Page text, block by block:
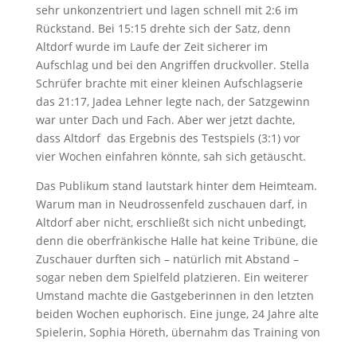
sehr unkonzentriert und lagen schnell mit 2:6 im
Rückstand. Bei 15:15 drehte sich der Satz, denn
Altdorf wurde im Laufe der Zeit sicherer im
Aufschlag und bei den Angriffen druckvoller. Stella
Schrüfer brachte mit einer kleinen Aufschlagserie
das 21:17, Jadea Lehner legte nach, der Satzgewinn
war unter Dach und Fach. Aber wer jetzt dachte,
dass Altdorf das Ergebnis des Testspiels (3:1) vor
vier Wochen einfahren könnte, sah sich getäuscht.
Das Publikum stand lautstark hinter dem Heimteam.
Warum man in Neudrossenfeld zuschauen darf, in
Altdorf aber nicht, erschließt sich nicht unbedingt,
denn die oberfränkische Halle hat keine Tribüne, die
Zuschauer durften sich – natürlich mit Abstand –
sogar neben dem Spielfeld platzieren. Ein weiterer
Umstand machte die Gastgeberinnen in den letzten
beiden Wochen euphorisch. Eine junge, 24 Jahre alte
Spielerin, Sophia Höreth, übernahm das Training von